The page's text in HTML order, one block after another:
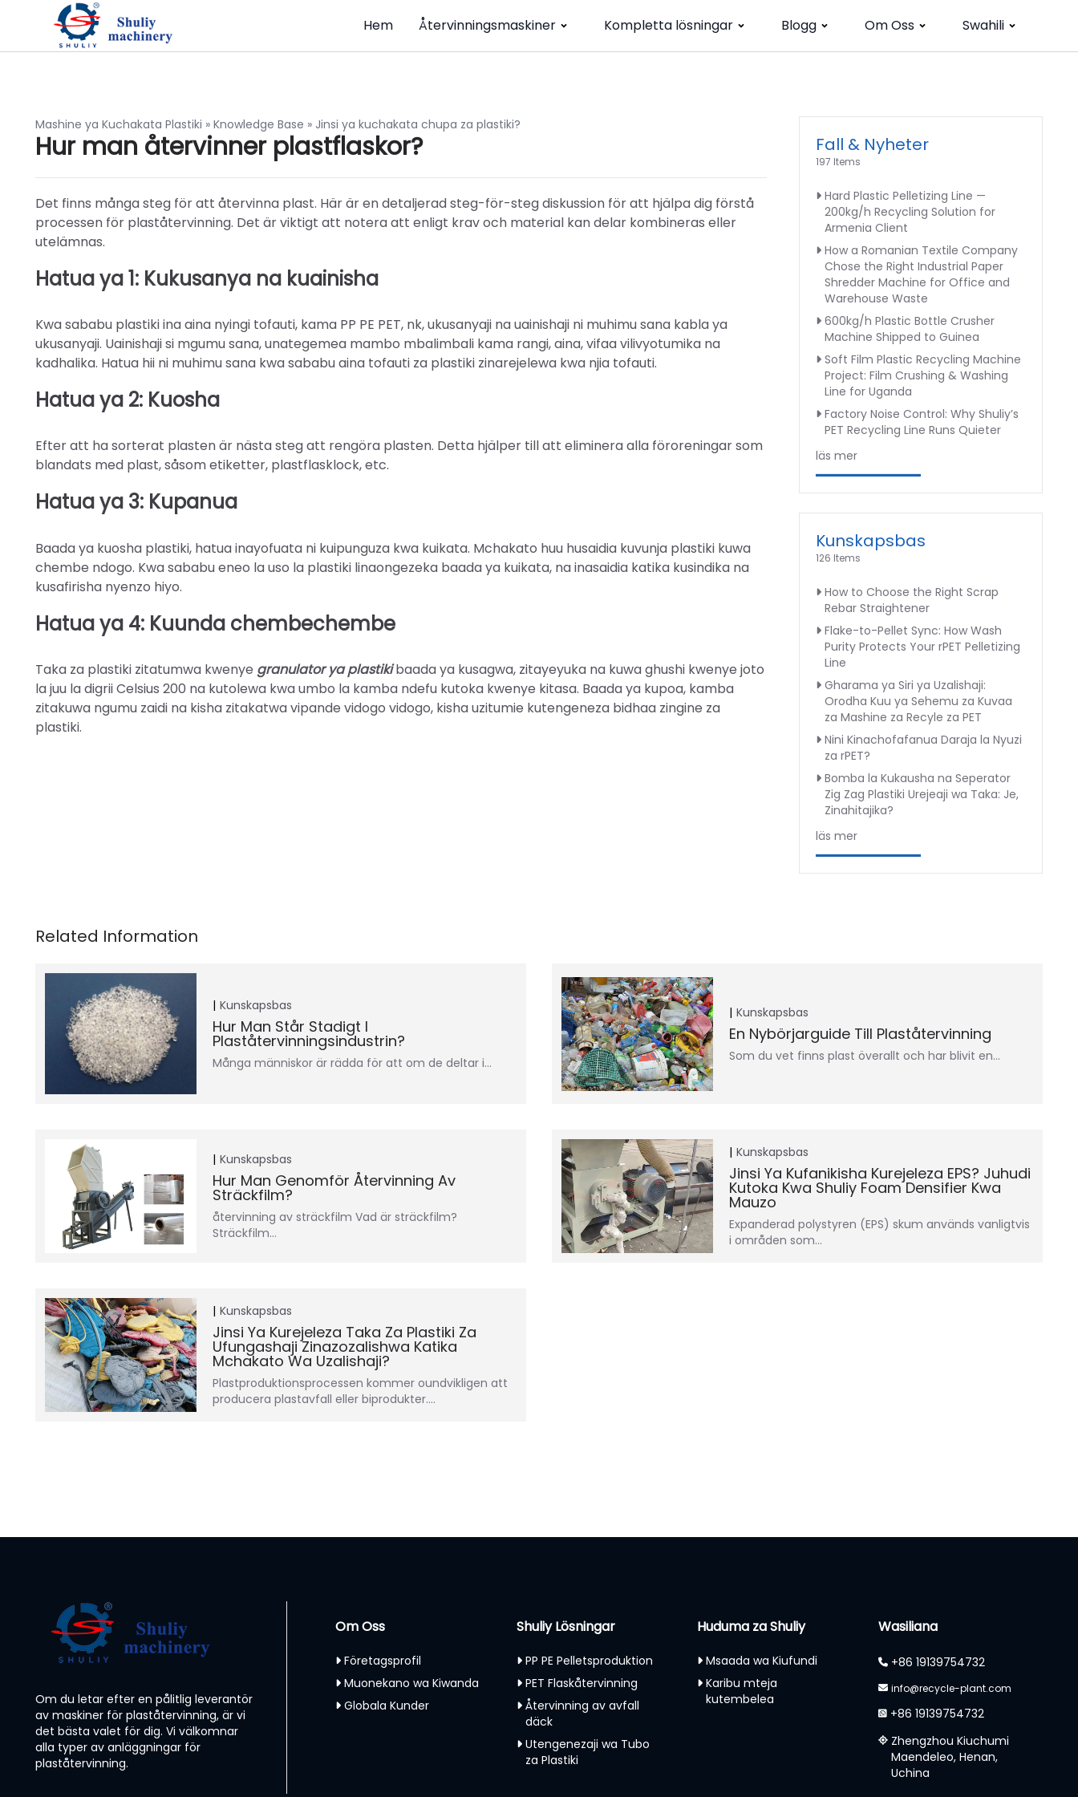
Hem Återvinningsmaskiner Kompletta lösningar Blogg Om Oss Swahili
Mashine ya Kuchakata Plastiki » Knowledge Base » Jinsi ya kuchakata chupa za plastiki?
Hur man återvinner plastflaskor?
Det finns många steg för att återvinna plast. Här är en detaljerad steg-för-steg diskussion för att hjälpa dig förstå
processen för plaståtervinning. Det är viktigt att notera att enligt krav och material kan delar kombineras eller
utelämnas.
Hatua ya 1: Kukusanya na kuainisha
Kwa sababu plastiki ina aina nyingi tofauti, kama PP PE PET, nk, ukusanyaji na uainishaji ni muhimu sana kabla ya
ukusanyaji. Uainishaji si mgumu sana, unategemea mambo mbalimbali kama rangi, aina, vifaa vilivyotumika na
kadhalika. Hatua hii ni muhimu sana kwa sababu aina tofauti za plastiki zinarejelewa kwa njia tofauti.
Hatua ya 2: Kuosha
Efter att ha sorterat plasten är nästa steg att rengöra plasten. Detta hjälper till att eliminera alla föroreningar som
blandats med plast, såsom etiketter, plastflasklock, etc.
Hatua ya 3: Kupanua
Baada ya kuosha plastiki, hatua inayofuata ni kuipunguza kwa kuikata. Mchakato huu husaidia kuvunja plastiki kuwa
chembe ndogo. Kwa sababu eneo la uso la plastiki linaongezeka baada ya kuikata, na inasaidia katika kusindika na
kusafirisha nyenzo hiyo.
Hatua ya 4: Kuunda chembechembe
Taka za plastiki zitatumwa kwenye granulator ya plastikibaada ya kusagwa, zitayeyuka na kuwa ghushi kwenye joto
la juu la digrii Celsius 200 na kutolewa kwa umbo la kamba ndefu kutoka kwenye kitasa. Baada ya kupoa, kamba
zitakuwa ngumu zaidi na kisha zitakatwa vipande vidogo vidogo, kisha uzitumie kutengeneza bidhaa zingine za
plastiki.
Fall & Nyheter
197 Items
Hard Plastic Pelletizing Line —
200kg/h Recycling Solution for
Armenia Client
How a Romanian Textile Company
Chose the Right Industrial Paper
Shredder Machine for Office and
Warehouse Waste
600kg/h Plastic Bottle Crusher
Machine Shipped to Guinea
Soft Film Plastic Recycling Machine
Project: Film Crushing & Washing
Line for Uganda
Factory Noise Control: Why Shuliy’s
PET Recycling Line Runs Quieter
läs mer
Kunskapsbas
126 Items
How to Choose the Right Scrap
Rebar Straightener
Flake-to-Pellet Sync: How Wash
Purity Protects Your rPET Pelletizing
Line
Gharama ya Siri ya Uzalishaji:
Orodha Kuu ya Sehemu za Kuvaa
za Mashine za Recyle za PET
Nini Kinachofafanua Daraja la Nyuzi
za rPET?
Bomba la Kukausha na Seperator
Zig Zag Plastiki Urejeaji wa Taka: Je,
Zinahitajika?
läs mer
Kunskapsbas
Hur Man Står Stadigt I
Plaståtervinningsindustrin?
Många människor är rädda för att om de deltar i…
Kunskapsbas
En Nybörjarguide Till Plaståtervinning
Som du vet finns plast överallt och har blivit en…
Kunskapsbas
Hur Man Genomför Återvinning Av
Sträckfilm?
återvinning av sträckfilm Vad är sträckfilm?
Sträckfilm…
Kunskapsbas
Jinsi Ya Kufanikisha Kurejeleza EPS? Juhudi
Kutoka Kwa Shuliy Foam Densifier Kwa
Mauzo
Expanderad polystyren (EPS) skum används vanligtvis
i områden som…
Kunskapsbas
Jinsi Ya Kurejeleza Taka Za Plastiki Za
Ufungashaji Zinazozalishwa Katika
Mchakato Wa Uzalishaji?
Plastproduktionsprocessen kommer oundvikligen att
producera plastavfall eller biprodukter.…
Om du letar efter en pålitlig leverantör
av maskiner för plaståtervinning, är vi
det bästa valet för dig. Vi välkomnar
alla typer av anläggningar för
plaståtervinning.
Om Oss
Företagsprofil
Muonekano wa Kiwanda
Globala Kunder
Shuliy Lösningar
PP PE Pelletsproduktion
PET Flaskåtervinning
Återvinning av avfall
däck
Utengenezaji wa Tubo
za Plastiki
Huduma za Shuliy
Msaada wa Kiufundi
Karibu mteja
kutembelea
Wasiliana
+86 19139754732
info@recycle-plant.com
+86 19139754732
Zhengzhou Kiuchumi
Maendeleo, Henan,
Uchina